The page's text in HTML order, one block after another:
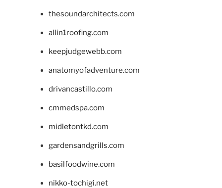
thesoundarchitects.com
allin1roofing.com
keepjudgewebb.com
anatomyofadventure.com
drivancastillo.com
cmmedspa.com
midletontkd.com
gardensandgrills.com
basilfoodwine.com
nikko-tochigi.net